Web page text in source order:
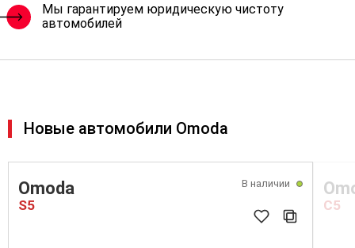
Мы гарантируем юридическую чистоту
автомобилей
Новые автомобили Omoda
В наличии
Omoda
S5 C5